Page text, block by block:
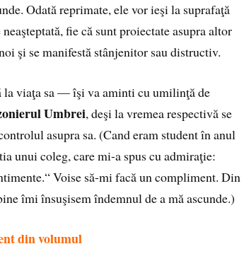
Odată reprimate, ele vor ieşi la suprafaţă
fie că sunt proiectate asupra altor
şi se manifestă stânjenitor sau distructiv.
viaţa sa — îşi va aminti cu umilinţă de
Umbrei, deşi la vremea respectivă se
asupra sa. (Cand eram student în anul
unui coleg, care mi-a spus cu admiraţie:
Voise să-mi facă un compliment. Din
îmi însuşisem îndemnul de a mă ascunde.)
din volumul